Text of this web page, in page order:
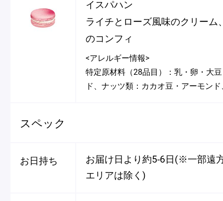
イスパハン
ライチとローズ風味のクリーム
のコンフィ
<アレルギー情報>
特定原材料（28品目）：乳・卵・大
ド、ナッツ類：カカオ豆・アーモン
スペック
お日持ち
お届け日より約5-6日(※一部遠
エリアは除く)